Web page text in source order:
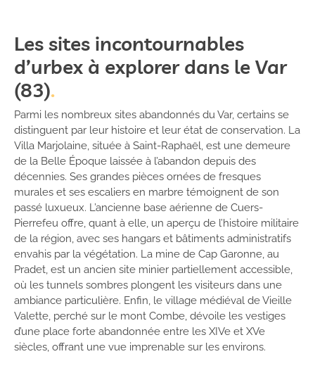
Les sites incontournables
d’urbex à explorer dans le Var
(83)
Parmi les nombreux sites abandonnés du Var, certains se
distinguent par leur histoire et leur état de conservation. La
Villa Marjolaine, située à Saint-Raphaël, est une demeure
de la Belle Époque laissée à l’abandon depuis des
décennies. Ses grandes pièces ornées de fresques
murales et ses escaliers en marbre témoignent de son
passé luxueux. L’ancienne base aérienne de Cuers-
Pierrefeu offre, quant à elle, un aperçu de l’histoire militaire
de la région, avec ses hangars et bâtiments administratifs
envahis par la végétation. La mine de Cap Garonne, au
Pradet, est un ancien site minier partiellement accessible,
où les tunnels sombres plongent les visiteurs dans une
ambiance particulière. Enfin, le village médiéval de Vieille
Valette, perché sur le mont Combe, dévoile les vestiges
d’une place forte abandonnée entre les XIVe et XVe
siècles, offrant une vue imprenable sur les environs.